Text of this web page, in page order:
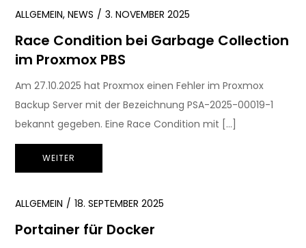
ALLGEMEIN,NEWS 3. NOVEMBER 2025
Race Condition bei Garbage Collection
im Proxmox PBS
Am 27.10.2025 hat Proxmox einen Fehler im Proxmox
Backup Server mit der Bezeichnung PSA-2025-00019-1
bekannt gegeben. Eine Race Condition mit […]
WEITER
ALLGEMEIN 18. SEPTEMBER 2025
Portainer für Docker